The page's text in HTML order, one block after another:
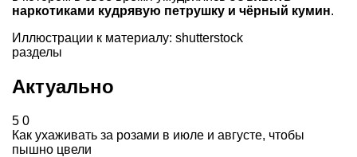
наркотиками кудрявую петрушку и чёрный кумин.
Иллюстрации к материалу: shutterstock
разделы
Актуально
5 0
Как ухаживать за розами в июле и августе, чтобы
пышно цвели